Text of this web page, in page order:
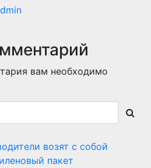
вам необходимо
возят с собой
пакет